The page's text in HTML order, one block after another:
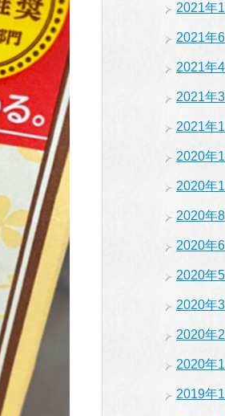
2021年
2021年6
2021年4
2021年3
2021年1
2020年
2020年
2020年8
2020年6
2020年5
2020年3
2020年2
2020年1
2019年